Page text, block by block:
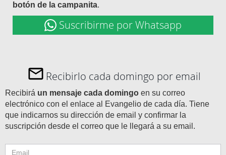
botón de la campanita.
Suscribirme por Whatsapp
Recibirlo cada domingo por email
Recibirá un mensaje cada domingo en su correo
electrónico con el enlace al Evangelio de cada día. Tiene
que indicarnos su dirección de email y confirmar la
suscripción desde el correo que le llegará a su email.